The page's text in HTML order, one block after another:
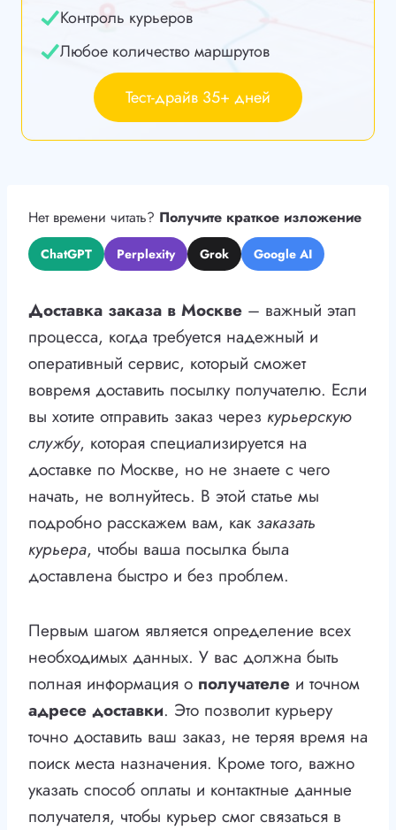
Контроль курьеров
Любое количество маршрутов
Тест-драйв 35+ дней
Нет времени читать? Получите краткое изложение
ChatGPT Perplexity Grok Google AI
Доставка заказа в Москве – важный этап
процесса, когда требуется надежный и
оперативный сервис, который сможет
вовремя доставить посылку получателю. Если
вы хотите отправить заказ через курьерскую
службу, которая специализируется на
доставке по Москве, но не знаете с чего
начать, не волнуйтесь. В этой статье мы
подробно расскажем вам, как заказать
курьера, чтобы ваша посылка была
доставлена быстро и без проблем.
Первым шагом является определение всех
необходимых данных. У вас должна быть
полная информация о получателе и точном
адресе доставки. Это позволит курьеру
точно доставить ваш заказ, не теряя время на
поиск места назначения. Кроме того, важно
указать способ оплаты и контактные данные
получателя, чтобы курьер смог связаться в